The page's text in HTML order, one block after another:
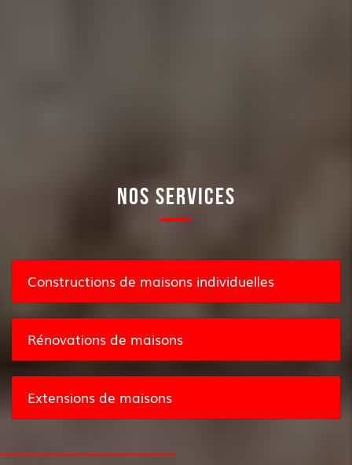
NOS SERVICES
Constructions de maisons individuelles
Rénovations de maisons
Extensions de maisons